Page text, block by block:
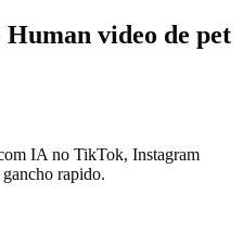
video de pet
IA no TikTok, Instagram
rapido.